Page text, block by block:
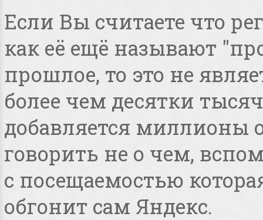
Если Вы считаете что
как её ещё называют
прошлое, то это не
более чем десятки
добавляется миллионы
говорить не о чем,
с посещаемостью
обгонит сам Яндекс.